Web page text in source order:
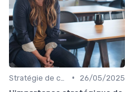
•
26/05/2025